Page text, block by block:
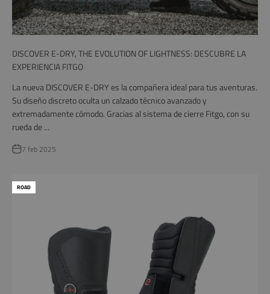
DISCOVER E-DRY, THE EVOLUTION OF LIGHTNESS: DESCUBRE LA
EXPERIENCIA FITGO
La nueva DISCOVER E-DRY es la compañera ideal para tus aventuras.
Su diseño discreto oculta un calzado técnico avanzado y
extremadamente cómodo. Gracias al sistema de cierre Fitgo, con su
rueda de ...
7 feb 2025
ROAD